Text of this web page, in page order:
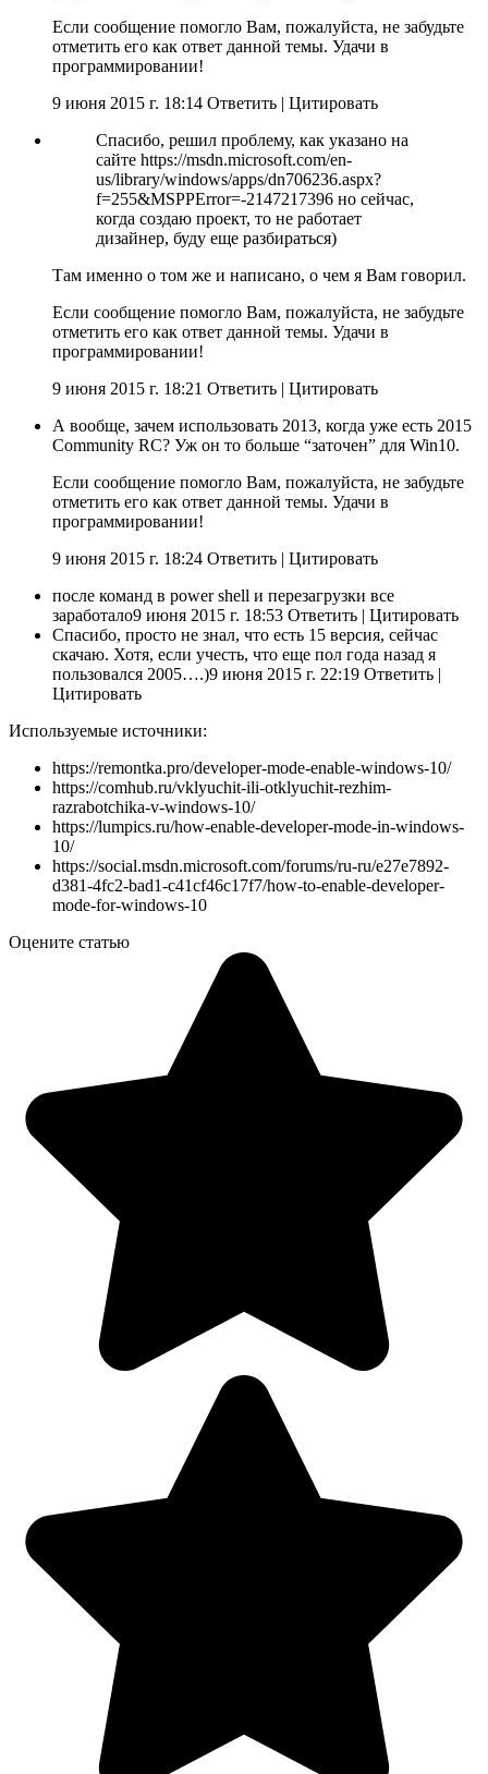
Если сообщение помогло Вам, пожалуйста, не забудьте
отметить его как ответ данной темы. Удачи в
программировании!
9 июня 2015 г. 18:14 Ответить | Цитировать
Спасибо, решил проблему, как указано на
сайте https://msdn.microsoft.com/en-
us/library/windows/apps/dn706236.aspx?
f=255&MSPPError=-2147217396 но сейчас,
когда создаю проект, то не работает
дизайнер, буду еще разбираться)
Там именно о том же и написано, о чем я Вам говорил.
Если сообщение помогло Вам, пожалуйста, не забудьте
отметить его как ответ данной темы. Удачи в
программировании!
9 июня 2015 г. 18:21 Ответить | Цитировать
А вообще, зачем использовать 2013, когда уже есть 2015
Community RC? Уж он то больше “заточен” для Win10.
Если сообщение помогло Вам, пожалуйста, не забудьте
отметить его как ответ данной темы. Удачи в
программировании!
9 июня 2015 г. 18:24 Ответить | Цитировать
после команд в power shell и перезагрузки все
заработало9 июня 2015 г. 18:53 Ответить | Цитировать
Спасибо, просто не знал, что есть 15 версия, сейчас
скачаю. Хотя, если учесть, что еще пол года назад я
пользовался 2005….)9 июня 2015 г. 22:19 Ответить |
Цитировать
Используемые источники:
https://remontka.pro/developer-mode-enable-windows-10/
https://comhub.ru/vklyuchit-ili-otklyuchit-rezhim-
razrabotchika-v-windows-10/
https://lumpics.ru/how-enable-developer-mode-in-windows-
10/
https://social.msdn.microsoft.com/forums/ru-ru/e27e7892-
d381-4fc2-bad1-c41cf46c17f7/how-to-enable-developer-
mode-for-windows-10
Оцените статью